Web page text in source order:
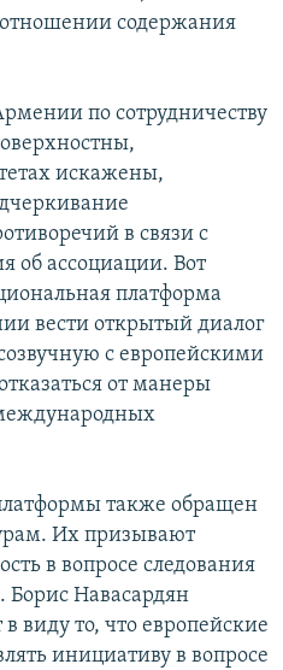
содержания
по сотрудничеству
искажены,
в связи с
об ассоциации. Вот
платформа
вести открытый диалог
с европейскими
от манеры
также обращен
Их призывают
в вопросе следования
Борис Навасардян
виду то, что европейские
инициативу в вопросе